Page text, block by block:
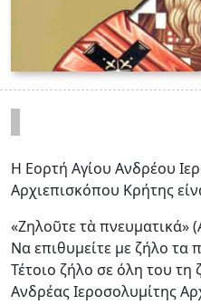
Η Εορτή Αγίου Ανδρέου
Αρχιεπισκόπου Κρήτης
«Ζηλοῦτε τὰ πνευματικά»
Να επιθυμείτε με ζήλο τα
Τέτοιο ζήλο σε όλη του τη
Ανδρέας Ιεροσολυμίτης